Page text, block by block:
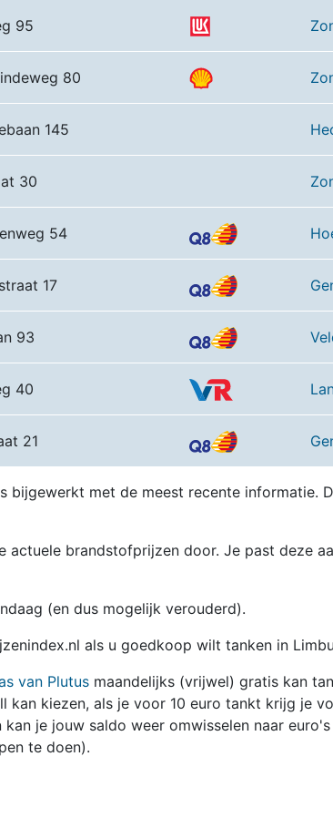
95
80
145
30
54
17
93
40
21
bijgewerkt met de meest recente informatie.
actuele brandstofprijzen door. Je past deze
(en dus mogelijk verouderd).
als u goedkoop wilt tanken in
van Plutus maandelijks (vrijwel) gratis kan
kan kiezen, als je voor 10 euro tankt krijg je
je jouw saldo weer omwisselen naar
te doen).